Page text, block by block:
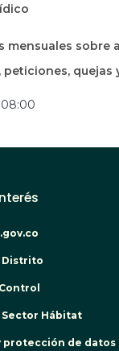
mensuales sobre
quejas
08:00
Distrito
Hábitat
protección de datos